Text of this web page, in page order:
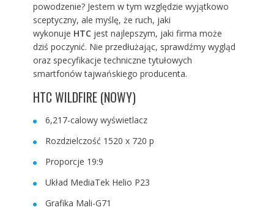
powodzenie? Jestem w tym względzie wyjątkowo
sceptyczny, ale myślę, że ruch, jaki
wykonuje HTCjest najlepszym, jaki firma może
dziś poczynić. Nie przedłużając, sprawdźmy wygląd
oraz specyfikacje techniczne tytułowych
smartfonów tajwańskiego producenta.
HTC WILDFIRE (NOWY)
6,217-calowy wyświetlacz
Rozdzielczość 1520 x 720 p
Proporcje 19:9
Układ MediaTek Helio P23
Grafika Mali-G71